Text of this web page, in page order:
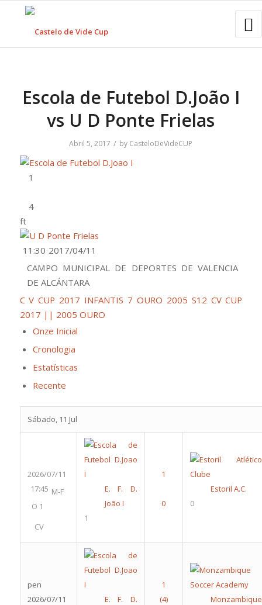
Escola de Futebol D.João I
vs U D Ponte Frielas
Abril 5, 2017 / by CasteloDeVideCUP
ft
2017/04/11
11:30
CAMPO MUNICIPAL DE DEPORTES DE VALENCIA
DE ALCÁNTARA
C V CUP 2017 INFANTIS 7 OURO 2005 S12 CV CUP
2017 || 2005 OURO
Onze Inicial
Cronologia
Estatísticas
Recente
Sábado, 11 Jul
2026/07/11
17:45 M-F
O 1
CV
E. F. D.
João I
1
Estoril A.C.
0
pen
2026/07/11
E. F. D.
Monzambique